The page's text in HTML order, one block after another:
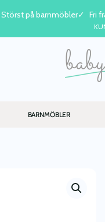
Störst på barnmöbler Fri
BARNMÖBLER